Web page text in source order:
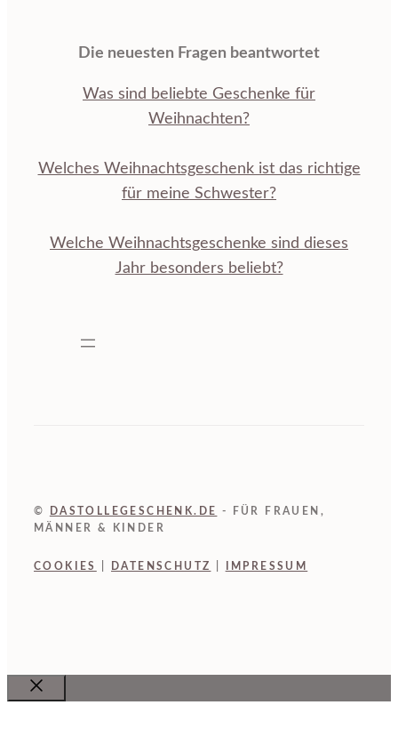
Die neuesten Fragen beantwortet
Was sind beliebte Geschenke für
Weihnachten?
Welches Weihnachtsgeschenk ist das richtige
für meine Schwester?
Welche Weihnachtsgeschenke sind dieses
Jahr besonders beliebt?
© DASTOLLEGESCHENK.DE
- FÜR FRAUEN,
MÄNNER & KINDER
COOKIES DATENSCHUTZ IMPRESSUM